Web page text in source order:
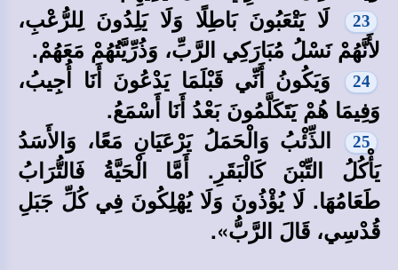
23
لَا يَتْعَبُونَ بَاطِلًا وَلَا يَلِدُونَ لِلرُّعْبِ،
لأَنَّهُمْ نَسْلُ مُبَارَكِي الرَّبِّ، وَذُرِّيَّتُهُمْ مَعَهُمْ.
24
وَيَكُونُ أَنِّي قَبْلَمَا يَدْعُونَ أَنَا أُجِيبُ،
وَفِيمَا هُمْ يَتَكَلَّمُونَ بَعْدُ أَنَا أَسْمَعُ.
25
الذِّئْبُ وَالْحَمَلُ يَرْعَيَانِ مَعًا، وَالأَسَدُ
يَأْكُلُ التِّبْنَ كَالْبَقَرِ. أَمَّا الْحَيَّةُ فَالتُّرَابُ
طَعَامُهَا. لَا يُؤْذُونَ وَلَا يُهْلِكُونَ فِي كُلِّ جَبَلِ
قُدْسِي، قَالَ الرَّبُّ».